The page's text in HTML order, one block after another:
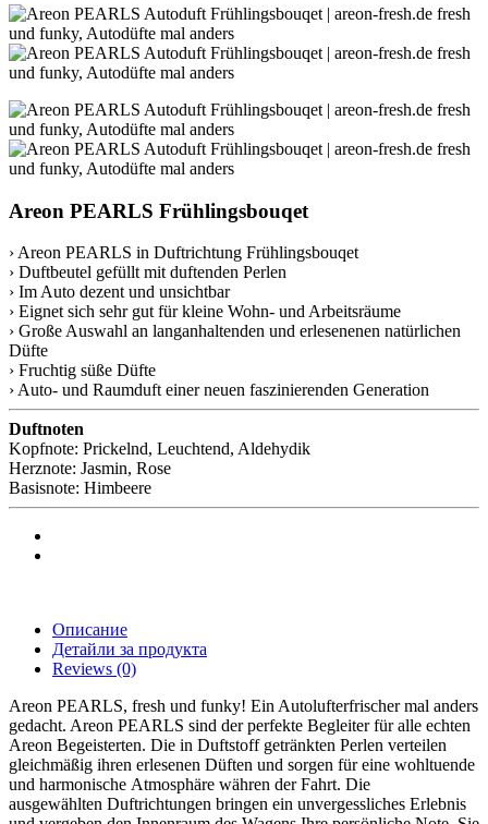
Areon PEARLS Frühlingsbouqet
› Areon PEARLS in Duftrichtung Frühlingsbouqet
› Duftbeutel gefüllt mit duftenden Perlen
› Im Auto dezent und unsichtbar
› Eignet sich sehr gut für kleine Wohn- und Arbeitsräume
› Große Auswahl an langanhaltenden und erlesenenen natürlichen
Düfte
› Fruchtig süße Düfte
› Auto- und Raumduft einer neuen faszinierenden Generation
Duftnoten
Kopfnote: Prickelnd, Leuchtend, Aldehydik
Herznote: Jasmin, Rose
Basisnote: Himbeere
Описание
Детайли за продукта
Reviews (0)
Areon PEARLS, fresh und funky! Ein Autolufterfrischer mal anders
gedacht. Areon PEARLS sind der perfekte Begleiter für alle echten
Areon Begeisterten. Die in Duftstoff getränkten Perlen verteilen
gleichmäßig ihren erlesenen Düften und sorgen für eine wohltuende
und harmonische Atmosphäre währen der Fahrt. Die
ausgewählten Duftrichtungen bringen ein unvergessliches Erlebnis